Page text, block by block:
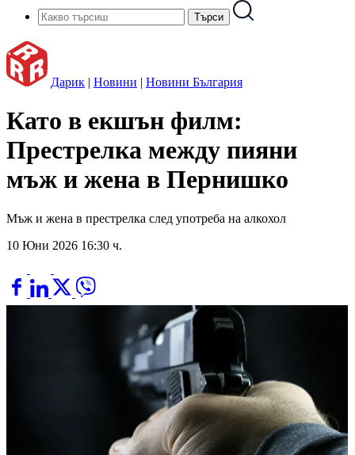
Дарик | Новини | Новини България
Като в екшън филм:
Престрелка между пияни
мъж и жена в Пернишко
Мъж и жена в престрелка след употреба на алкохол
10 Юни 2026 16:30 ч.